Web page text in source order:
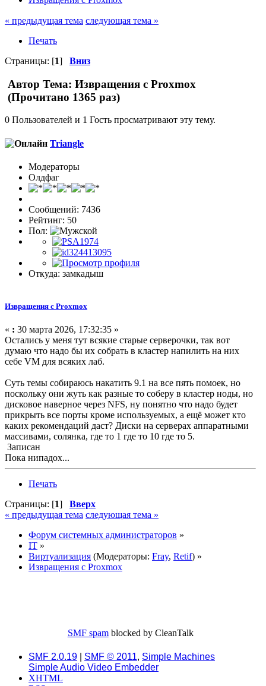
« предыдущая тема следующая тема »
Печать
Страницы: [1] Вниз
Автор Тема: Извращения с Proxmox
(Прочитано 1365 раз)
0 Пользователей и 1 Гость просматривают эту тему.
Triangle
Модераторы
Олдфаг
Сообщений: 7436
Рейтинг: 50
Пол:
Откуда: замкадыш
Извращения с Proxmox
« : 30 марта 2026, 17:32:35 »
Остались у меня тут всякие старые серверочки, так вот
думаю что надо бы их собрать в кластер напилить на них
себе VM для всяких лаб.
Суть темы собираюсь накатить 9.1 на все пять помоек, но
поскольку они жуть как разные то соберу в кластер ноды, но
дисковое наверное через NFS, ну понятно что надо будет
прикрыть все порты кроме используемых, а ещё может кто
каких рекомендаций даст? Диски на серверах аппаратными
массивами, солянка, где то 1 где то 10 где то 5.
Записан
Пока нипадох...
Печать
Страницы: [1] Вверх
« предыдущая тема следующая тема »
Форум системных администраторов »
IT »
Виртуализация (Модераторы: Fray, Retif) »
Извращения с Proxmox
SMF spamblocked by CleanTalk
SMF 2.0.19 SMF © 2011, Simple Machines
Simple Audio Video Embedder
XHTML